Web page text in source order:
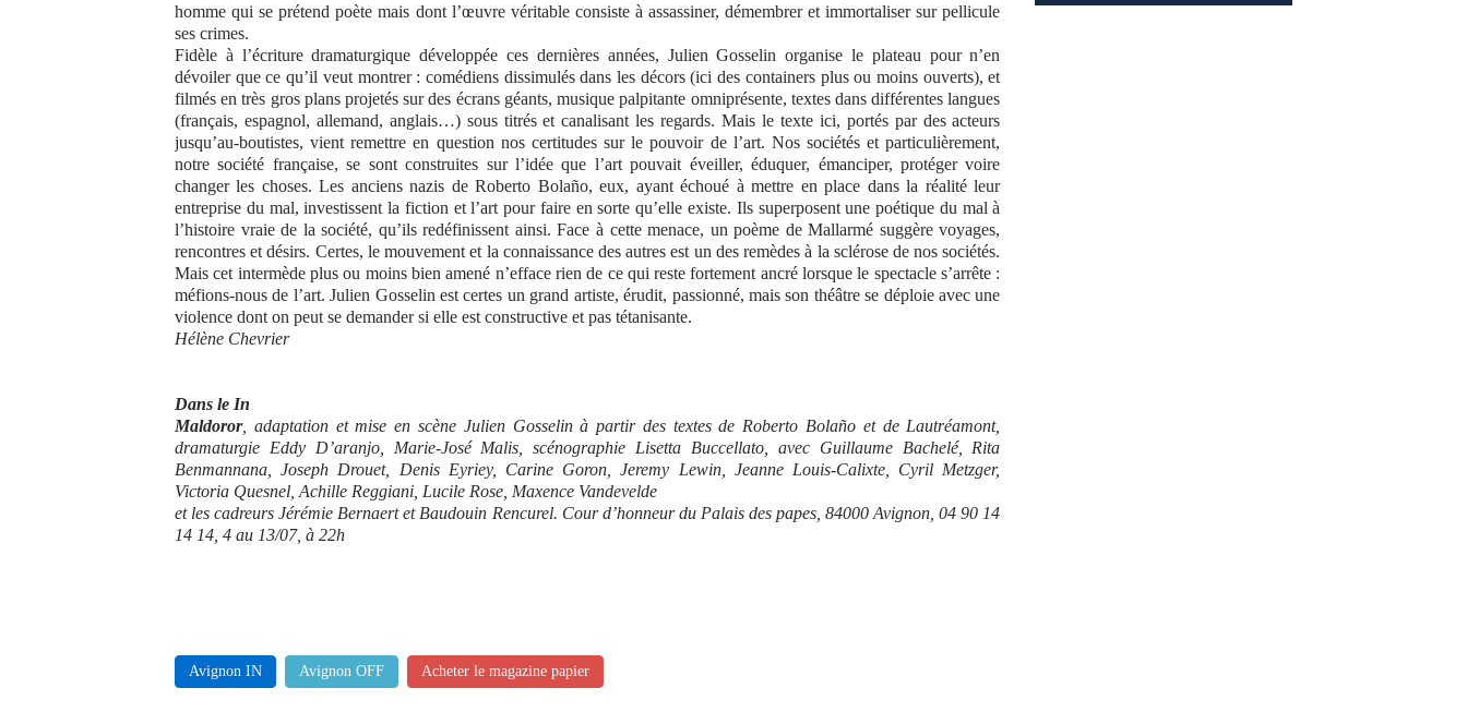
homme qui se prétend poète mais dont l’œuvre véritable consiste à assassiner, démembrer et immortaliser sur pellicule
ses crimes.
Fidèle à l’écriture dramaturgique développée ces dernières années, Julien Gosselin organise le plateau pour n’en
dévoiler que ce qu’il veut montrer : comédiens dissimulés dans les décors (ici des containers plus ou moins ouverts), et
filmés en très gros plans projetés sur des écrans géants, musique palpitante omniprésente, textes dans différentes langues
(français, espagnol, allemand, anglais…) sous titrés et canalisant les regards. Mais le texte ici, portés par des acteurs
jusqu’au-boutistes, vient remettre en question nos certitudes sur le pouvoir de l’art. Nos sociétés et particulièrement,
notre société française, se sont construites sur l’idée que l’art pouvait éveiller, éduquer, émanciper, protéger voire
changer les choses. Les anciens nazis de Roberto Bolaño, eux, ayant échoué à mettre en place dans la réalité leur
entreprise du mal, investissent la fiction et l’art pour faire en sorte qu’elle existe. Ils superposent une poétique du mal à
l’histoire vraie de la société, qu’ils redéfinissent ainsi. Face à cette menace, un poème de Mallarmé suggère voyages,
rencontres et désirs. Certes, le mouvement et la connaissance des autres est un des remèdes à la sclérose de nos sociétés.
Mais cet intermède plus ou moins bien amené n’efface rien de ce qui reste fortement ancré lorsque le spectacle s’arrête :
méfions-nous de l’art. Julien Gosselin est certes un grand artiste, érudit, passionné, mais son théâtre se déploie avec une
violence dont on peut se demander si elle est constructive et pas tétanisante.
Hélène Chevrier
Dans le In
Maldoror, adaptation et mise en scène Julien Gosselin à partir des textes de Roberto Bolaño et de Lautréamont,
dramaturgie Eddy D’aranjo, Marie-José Malis, scénographie Lisetta Buccellato, avec Guillaume Bachelé, Rita
Benmannana, Joseph Drouet, Denis Eyriey, Carine Goron, Jeremy Lewin, Jeanne Louis-Calixte, Cyril Metzger,
Victoria Quesnel, Achille Reggiani, Lucile Rose, Maxence Vandevelde
et les cadreurs Jérémie Bernaert et Baudouin Rencurel. Cour d’honneur du Palais des papes, 84000 Avignon, 04 90 14
14 14, 4 au 13/07, à 22h
Avignon IN Avignon OFF Acheter le magazine papier